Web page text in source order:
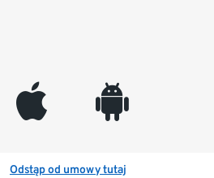
appleinc android
Odstąp od umowy tutaj